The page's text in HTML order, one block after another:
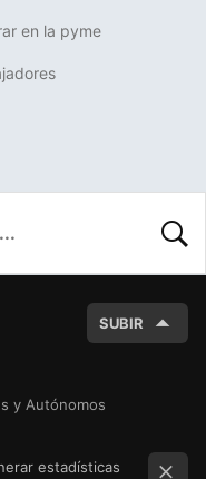
en la pyme
SUBIR
y Autónomos
estadísticas